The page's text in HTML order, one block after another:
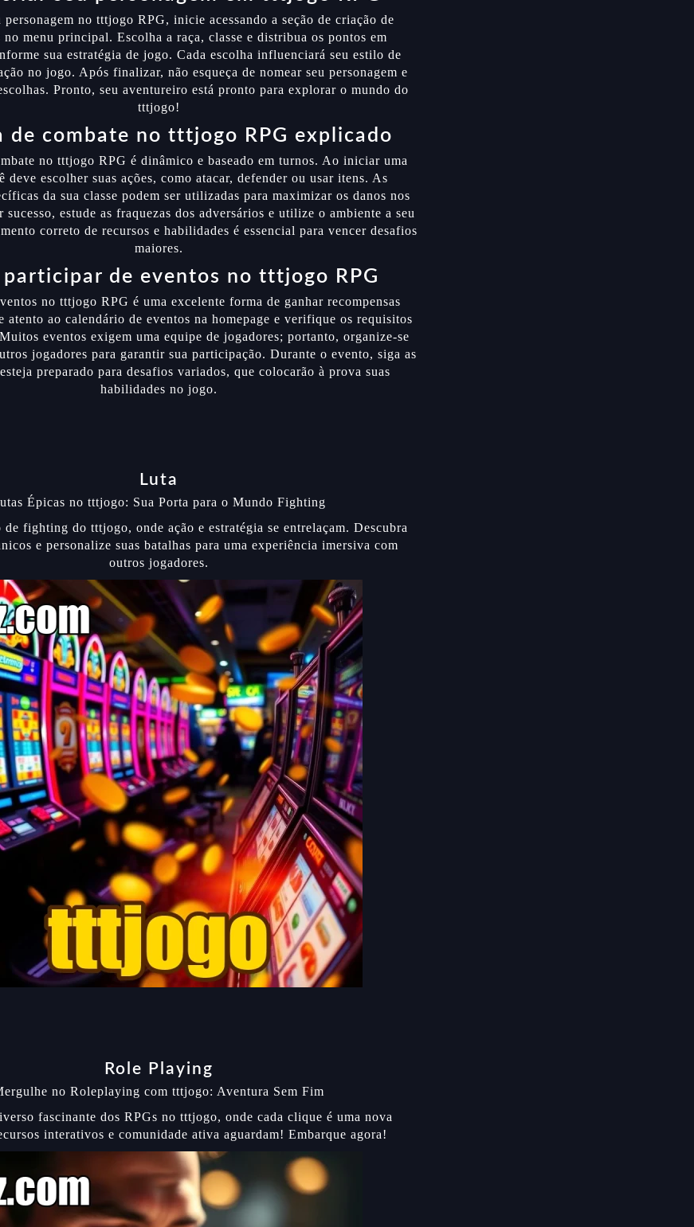
personagem no tttjogo RPG, inicie acessando a seção de criação de
no menu principal. Escolha a raça, classe e distribua os pontos em
sua estratégia de jogo. Cada escolha influenciará seu estilo de
no jogo. Após finalizar, não esqueça de nomear seu personagem e
Pronto, seu aventureiro está pronto para explorar o mundo do
tttjogo!
de combate no tttjogo RPG explicado
no tttjogo RPG é dinâmico e baseado em turnos. Ao iniciar uma
deve escolher suas ações, como atacar, defender ou usar itens. As
da sua classe podem ser utilizadas para maximizar os danos nos
estude as fraquezas dos adversários e utilize o ambiente a seu
correto de recursos e habilidades é essencial para vencer desafios
maiores.
participar de eventos no tttjogo RPG
no tttjogo RPG é uma excelente forma de ganhar recompensas
atento ao calendário de eventos na homepage e verifique os requisitos
eventos exigem uma equipe de jogadores; portanto, organize-se
jogadores para garantir sua participação. Durante o evento, siga as
preparado para desafios variados, que colocarão à prova suas
habilidades no jogo.
Luta
Épicas no tttjogo: Sua Porta para o Mundo Fighting
de fighting do tttjogo, onde ação e estratégia se entrelaçam. Descubra
e personalize suas batalhas para uma experiência imersiva com
outros jogadores.
Role Playing
no Roleplaying com tttjogo: Aventura Sem Fim
fascinante dos RPGs no tttjogo, onde cada clique é uma nova
interativos e comunidade ativa aguardam! Embarque agora!